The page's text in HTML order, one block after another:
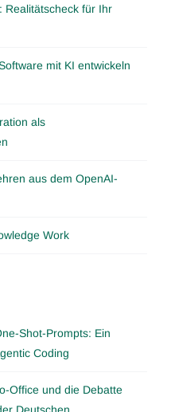
Realitätscheck für Ihr
mit KI entwickeln
als
aus dem OpenAI-
Work
Shot-Prompts: Ein
Coding
Office und die Debatte